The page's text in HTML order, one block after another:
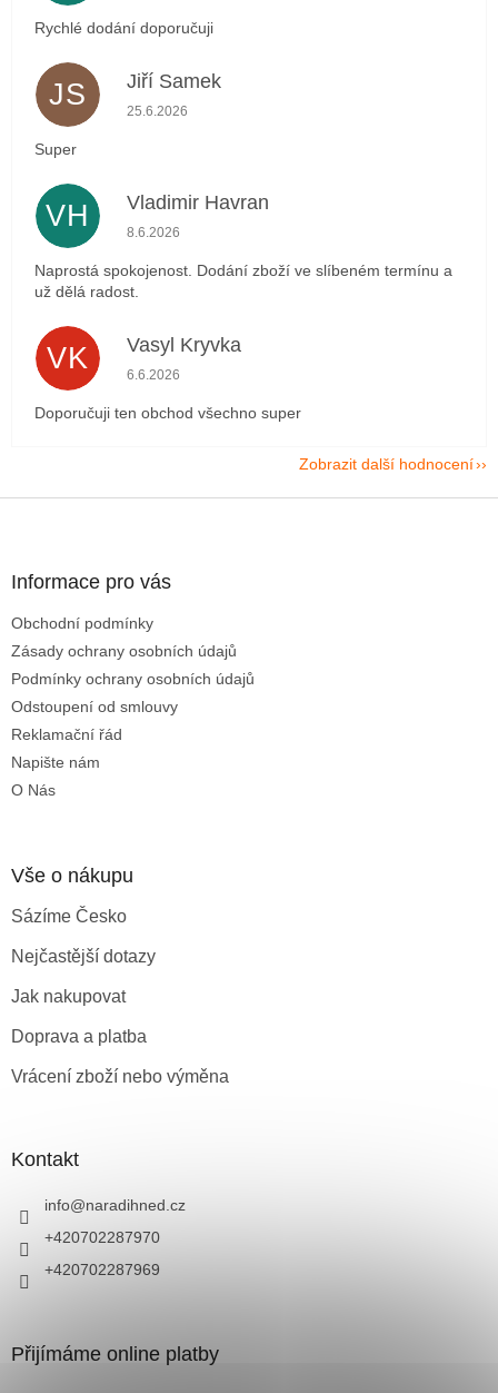
Rychlé dodání doporučuji
JS Jiří Samek
Hodnocení obchodu je 5 z 5 hvězdiček.
25.6.2026
Super
VH Vladimir Havran
Hodnocení obchodu je 5 z 5 hvězdiček.
8.6.2026
Naprostá spokojenost. Dodání zboží ve slíbeném termínu a
už dělá radost.
VK Vasyl Kryvka
Hodnocení obchodu je 5 z 5 hvězdiček.
6.6.2026
Doporučuji ten obchod všechno super
Zobrazit další hodnocení
Informace pro vás
Obchodní podmínky
Zásady ochrany osobních údajů
Podmínky ochrany osobních údajů
Odstoupení od smlouvy
Reklamační řád
Napište nám
O Nás
Vše o nákupu
Sázíme Česko
Nejčastější dotazy
Jak nakupovat
Doprava a platba
Vrácení zboží nebo výměna
Kontakt
info@naradihned.cz
+420702287970
+420702287969
Přijímáme online platby